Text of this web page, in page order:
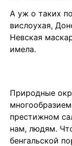
А уж о таких
вислоухая,
Невская
имела.
Природные
престижном
нам, людям.
бенгальской